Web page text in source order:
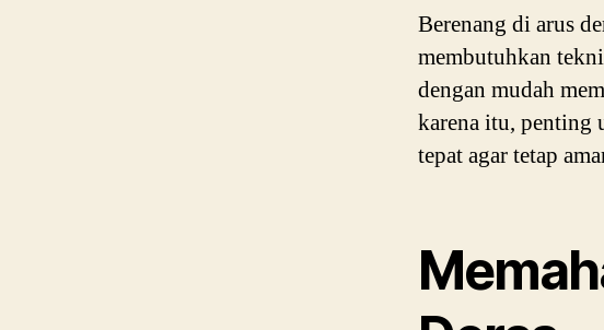
Berenang di arus
membutuhkan
dengan mudah
karena itu, penting
tepat agar tetap